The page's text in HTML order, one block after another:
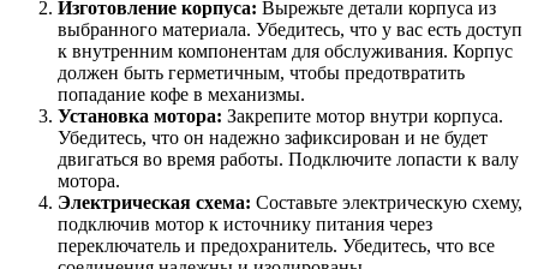
Изготовление корпуса: Вырежьте детали корпуса из
выбранного материала. Убедитесь, что у вас есть доступ
к внутренним компонентам для обслуживания. Корпус
должен быть герметичным, чтобы предотвратить
попадание кофе в механизмы.
Установка мотора: Закрепите мотор внутри корпуса.
Убедитесь, что он надежно зафиксирован и не будет
двигаться во время работы. Подключите лопасти к валу
мотора.
Электрическая схема: Составьте электрическую схему,
подключив мотор к источнику питания через
переключатель и предохранитель. Убедитесь, что все